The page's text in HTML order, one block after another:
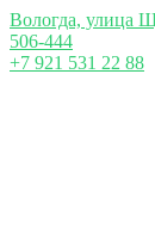
Вологда, улица
506-444
+7 921 531 22 88